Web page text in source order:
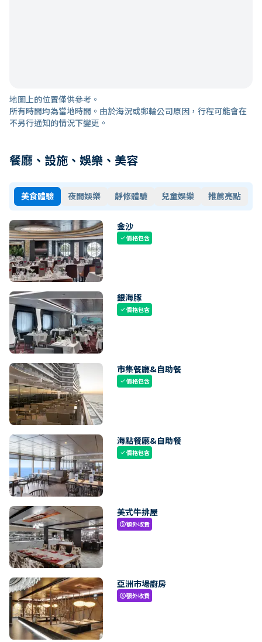
地圖上的位置僅供參考。
所有時間均為當地時間。由於海況或郵輪公司原因，行程可能會在
不另行通知的情況下變更。
餐廳、設施、娛樂、美容
美食體驗 夜間娛樂 靜修體驗 兒童娛樂 推薦亮點
金沙
check價格包含
銀海豚
check價格包含
市集餐廳&自助餐
check價格包含
海點餐廳&自助餐
check價格包含
美式牛排屋
paid額外收費
亞洲市場廚房
paid額外收費